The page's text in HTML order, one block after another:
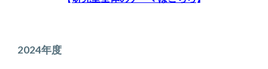
2024年度